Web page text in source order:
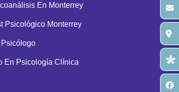
En Monterrey
Psicológico Monterrey
En Psicología Clínica